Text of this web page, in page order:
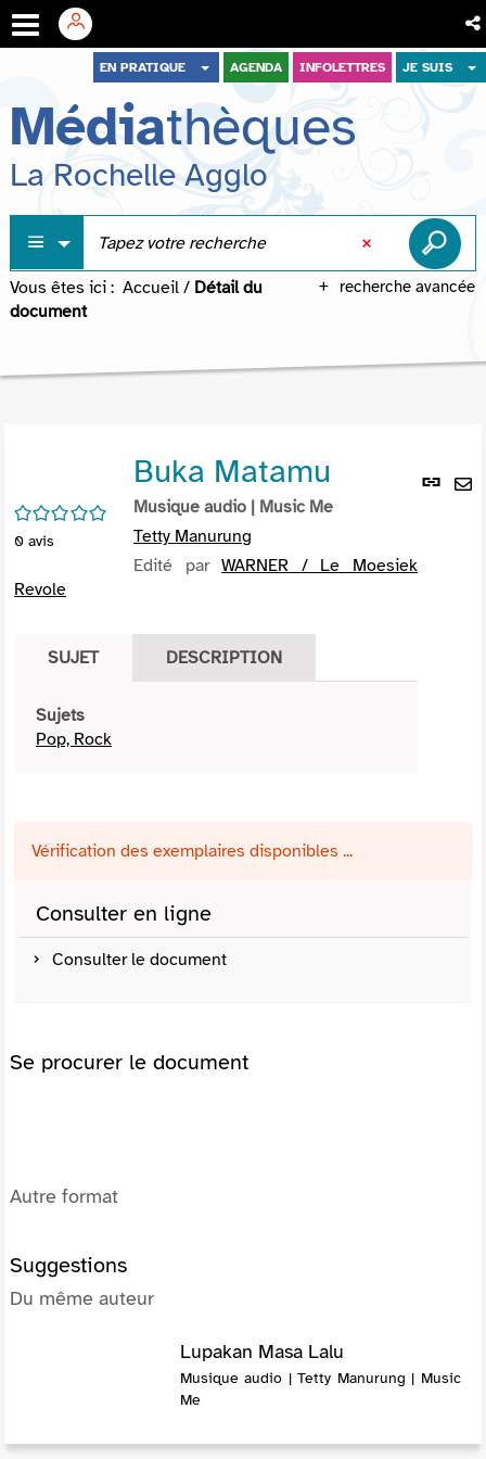
menu
contenu
recherche
EN PRATIQUE AGENDA INFOLETTRES JE SUIS
Médiathèques
La Rochelle Agglo
recherche avancée
Vous êtes ici : Accueil / Détail du
document
Lien
/5
0 avis
Buka Matamu
Musique audio | Music Me
Tetty Manurung
Edité parWARNER / Le Moesiek
Revole
SUJET DESCRIPTION
Sujets
Pop, Rock
Vérification des exemplaires disponibles ...
Consulter en ligne
Consulter le document
Se procurer le document
Autre format
Suggestions
Du même auteur
Lupakan Masa Lalu
Musique audio | Tetty Manurung | Music
Me